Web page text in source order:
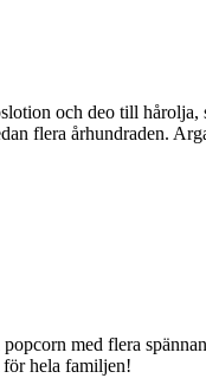
och deo till
flera århundraden.
med flera
för hela familjen!